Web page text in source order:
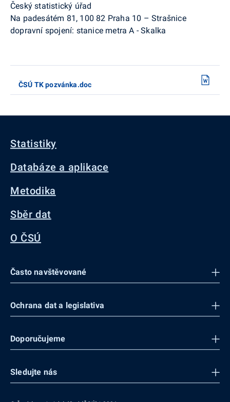
Český statistický úřad
Na padesátém 81, 100 82 Praha 10 – Strašnice
dopravní spojení: stanice metra A - Skalka
ČSÚ TK pozvánka.doc
Statistiky
Databáze a aplikace
Metodika
Sběr dat
O ČSÚ
Často navštěvované
Ochrana dat a legislativa
Doporučujeme
Sledujte nás